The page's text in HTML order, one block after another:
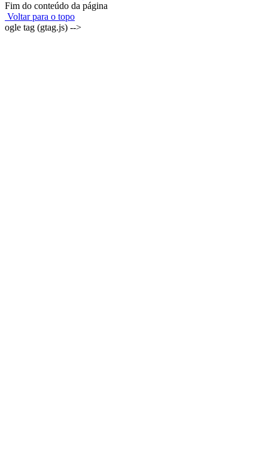
Fim do conteúdo da página
Voltar para o topo
ogle tag (gtag.js) -->